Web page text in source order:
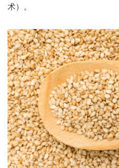
术）。